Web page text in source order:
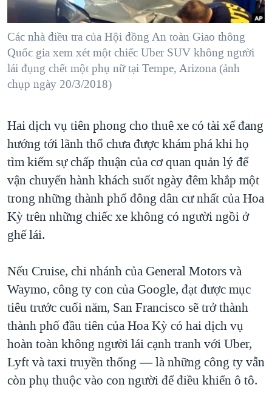
SỨC KHOẺ
VĂN HOÁ
THỂ THAO
GIÁO DỤC
NGÀY TỊ NẠN THẾ GIỚI
GROUND ZERO – XƯA VÀ NAY
CHI PHÍ CHIẾN TRANH AFGHANISTAN
CÁC GIÁ TRỊ CỘNG HÒA Ở VIỆT NAM
TRỊNH VĨNH BÌNH VS. CHÍNH PHỦ VIỆT NAM
NGƯ DÂN VIỆT VÀ LÀN SÓNG TRỘM HẢI SÂM
BÊN KIA QUỐC LỘ: TIẾNG VỌNG TỪ NÔNG THÔN MỸ
QUAN HỆ VIỆT MỸ
Ngôn ngữ khác
Các nhà điều tra của Hội đồng An toàn Giao thông
Quốc gia xem xét một chiếc Uber SUV không người
lái đụng chết một phụ nữ tại Tempe, Arizona (ảnh
chụp ngày 20/3/2018)
Hai dịch vụ tiên phong cho thuê xe có tài xế đang
hướng tới lãnh thổ chưa được khám phá khi họ
tìm kiếm sự chấp thuận của cơ quan quản lý để
vận chuyển hành khách suốt ngày đêm khắp một
trong những thành phố đông dân cư nhất của Hoa
Kỳ trên những chiếc xe không có người ngồi ở
ghế lái.
Nếu Cruise, chi nhánh của General Motors và
Waymo, công ty con của Google, đạt được mục
tiêu trước cuối năm, San Francisco sẽ trở thành
thành phố đầu tiên của Hoa Kỳ có hai dịch vụ
hoàn toàn không người lái cạnh tranh với Uber,
Lyft và taxi truyền thống — là những công ty vẫn
còn phụ thuộc vào con người để điều khiển ô tô.